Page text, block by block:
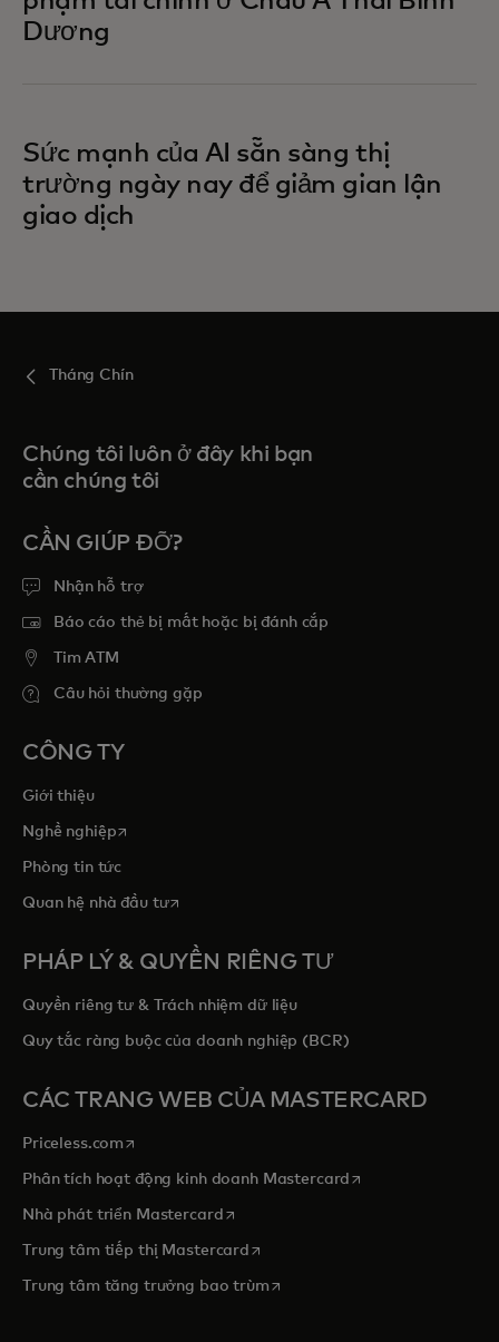
Dương
Sức mạnh của AI sẵn sàng thị
trường ngày nay để giảm gian lận
giao dịch
Tháng Chín
Chúng tôi luôn ở đây khi bạn
cần chúng tôi
CẦN GIÚP ĐỠ?
Nhận hỗ trợ
Báo cáo thẻ bị mất hoặc bị đánh cắp
Tim ATM
Câu hỏi thường gặp
CÔNG TY
Giới thiệu
Nghề nghiệpopens in a new tab
Phòng tin tức
Quan hệ nhà đầu tưopens in a new tab
PHÁP LÝ & QUYỀN RIÊNG TƯ
Quyền riêng tư & Trách nhiệm dữ liệu
Quy tắc ràng buộc của doanh nghiệp (BCR)
CÁC TRANG WEB CỦA MASTERCARD
Priceless.com opens in a new tab
Phân tích hoạt động kinh doanh Mastercard opens in a new tab
Nhà phát triển Mastercardopens in a new tab
Trung tâm tiếp thị Mastercardopens in a new tab
Trung tâm tăng trưởng bao trùmopens in a new tab